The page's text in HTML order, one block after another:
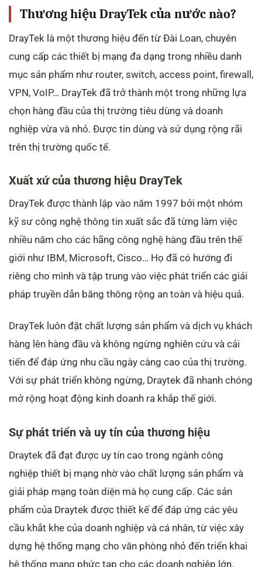
lượng quốc tế
7. Các giải pháp công nghệ và phần mềm hỗ trợ từ
Draytek
7.1. VPN (Mạng riêng ảo)
7.3. QoS (Chất lượng Dịch vụ)
7.4. Firewall (Tường lửa)
8. Những giải thưởng và chứng nhận quốc tế của
Draytek
8.1. Chất lượng sản phẩm
8.2. Đóng góp cho ngành công nghiệp mạng
9. Thiết kế sản phẩm Draytek – Kết hợp giữa thẩm
mỹ và công năng
9.1. Giao diện đẹp mắt, dễ sử dụng và phù hợp với
người dùng
9.2. Vật liệu chất lượng cao và kiểu dáng sang trọng
9.3. Ví dụ minh họa
10. Tổng kết về DrayTek
11. Câu hỏi thường gặp
11.2. Các dòng sản phẩm của Draytek?
Draytek?
11.4. Nơi mua Router wifi DRAYTEK chính hãng, giá cả
12. Mua sản phẩm chính hãng của DrayTek ở đâu?
Thương hiệu DrayTek của nước nào?
DrayTek là một thương hiệu đến từ Đài Loan, chuyên
cung cấp các thiết bị mạng đa dạng trong nhiều danh
mục sản phẩm như router, switch, access point, firewall,
VPN, VoIP… DrayTek đã trở thành một trong những lựa
chọn hàng đầu của thị trường tiêu dùng và doanh
nghiệp vừa và nhỏ. Được tin dùng và sử dụng rộng rãi
trên thị trường quốc tế.
Xuất xứ của thương hiệu DrayTek
DrayTek được thành lập vào năm 1997 bởi một nhóm
kỹ sư công nghệ thông tin xuất sắc đã từng làm việc
nhiều năm cho các hãng công nghệ hàng đầu trên thế
giới như IBM, Microsoft, Cisco… Họ đã có hướng đi
riêng cho mình và tập trung vào việc phát triển các giải
pháp truyền dẫn băng thông rộng an toàn và hiệu quả.
DrayTek luôn đặt chất lượng sản phẩm và dịch vụ khách
hàng lên hàng đầu và không ngừng nghiên cứu và cải
tiến để đáp ứng nhu cầu ngày càng cao của thị trường.
Với sự phát triển không ngừng, Draytek đã nhanh chóng
mở rộng hoạt động kinh doanh ra khắp thế giới.
Sự phát triển và uy tín của thương hiệu
Draytek đã đạt được uy tín cao trong ngành công
nghiệp thiết bị mạng nhờ vào chất lượng sản phẩm và
giải pháp mạng toàn diện mà họ cung cấp. Các sản
phẩm của Draytek được thiết kế để đáp ứng các yêu
cầu khắt khe của doanh nghiệp và cá nhân, từ việc xây
dựng hệ thống mạng cho văn phòng nhỏ đến triển khai
hệ thống mạng phức tạp cho các doanh nghiệp lớn.